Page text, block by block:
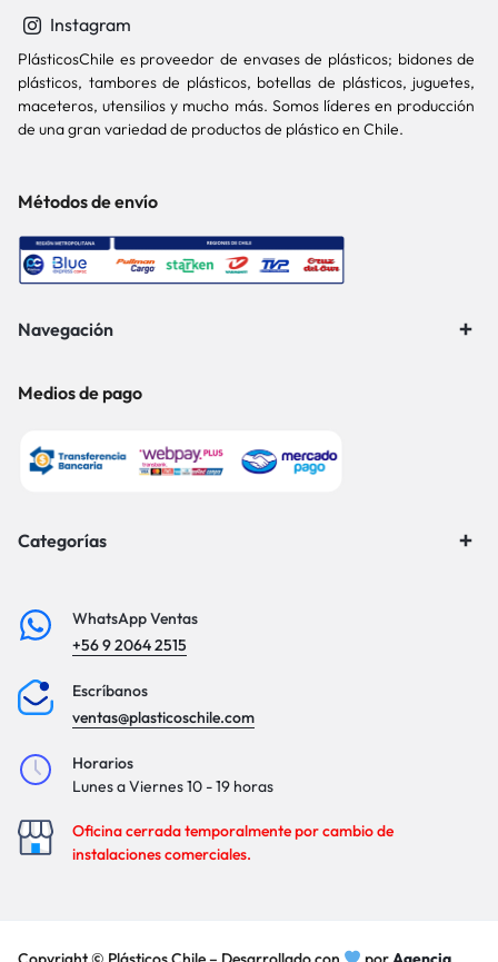
Instagram
PlásticosChile es proveedor de envases de plásticos; bidones de
plásticos, tambores de plásticos, botellas de plásticos, juguetes,
maceteros, utensilios y mucho más. Somos líderes en producción
de una gran variedad de productos de plástico en Chile.
Métodos de envío
Navegación
Medios de pago
Categorías
WhatsApp Ventas
+56 9 2064 2515
Escríbanos
ventas@plasticoschile.com
Horarios
Lunes a Viernes 10 - 19 horas
Oficina cerrada temporalmente por cambio de
instalaciones comerciales.